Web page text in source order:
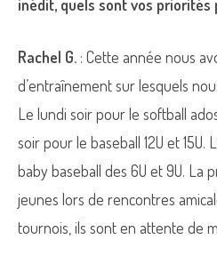
inédit, quels sont vos priorités
Rachel G. : Cette année nous
d’entraînement sur lesquels
Le lundi soir pour le softball
soir pour le baseball 12U et
baby baseball des 6U et 9U. La
jeunes lors de rencontres
tournois, ils sont en attente de